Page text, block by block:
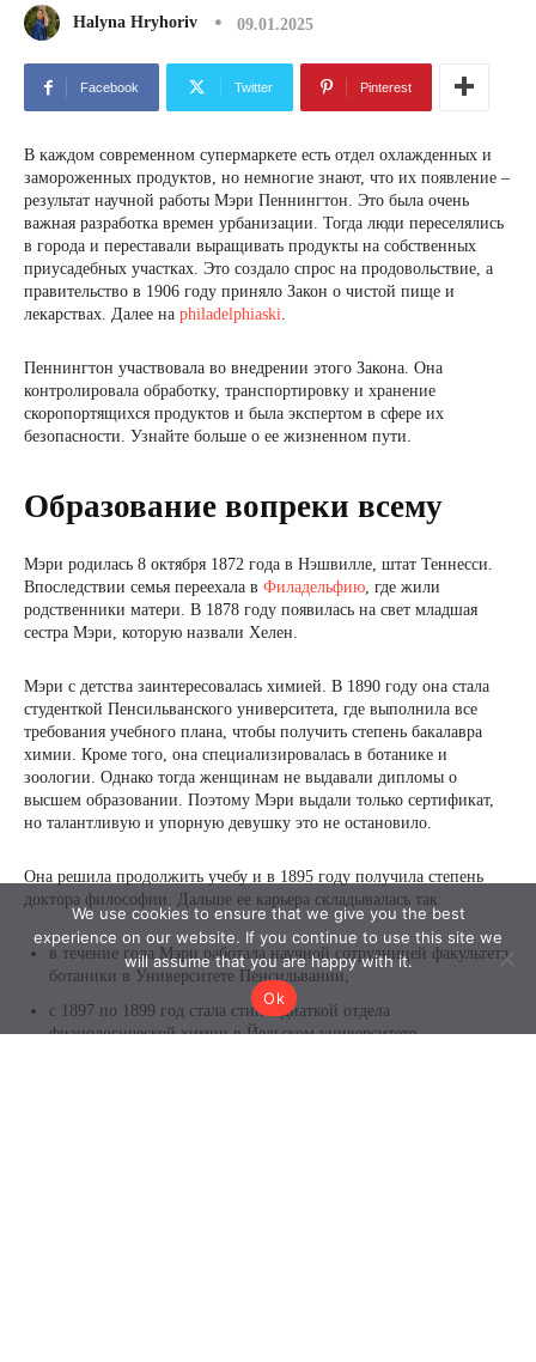
We use cookies to ensure that we give you the best
experience on our website. If you continue to use this site we
will assume that you are happy with it.
Ok